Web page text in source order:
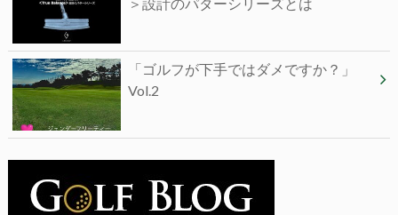
「ゴルフが下手ではダメですか？」
Vol.2